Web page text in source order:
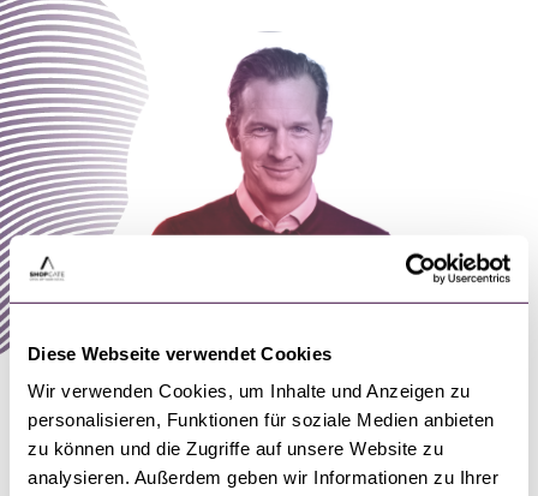
Diese Webseite verwendet Cookies
Wir verwenden Cookies, um Inhalte und Anzeigen zu
personalisieren, Funktionen für soziale Medien anbieten
zu können und die Zugriffe auf unsere Website zu
analysieren. Außerdem geben wir Informationen zu Ihrer
Jetzt Kontakt aufnehmen!
Wir freuen uns auf Ihre Nachricht. Vereinbaren Sie eine
Demo mit einem unserer Kollegen. Wir beraten Sie
individuell.